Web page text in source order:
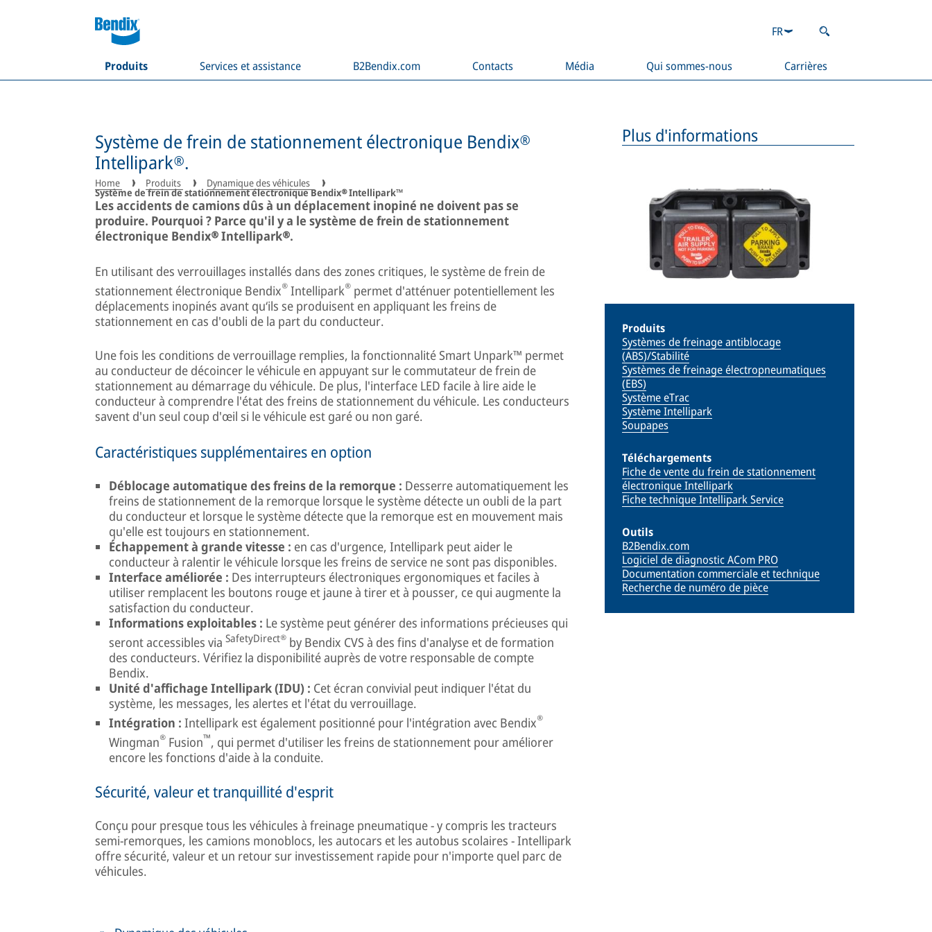
Produits Services et assistance B2Bendix.com Contacts Média Qui sommes-nous Carrières
FR
Système de frein de stationnement électronique Bendix®
Intellipark®.
Home Produits Dynamique des véhicules
Système de frein de stationnement électronique Bendix® Intellipark™
Les accidents de camions dûs à un déplacement inopiné ne doivent pas se
produire. Pourquoi ? Parce qu'il y a le système de frein de stationnement
électronique Bendix® Intellipark®.
En utilisant des verrouillages installés dans des zones critiques, le système de frein de
stationnement électronique Bendix® Intellipark® permet d'atténuer potentiellement les
déplacements inopinés avant qu‘ils se produisent en appliquant les freins de
stationnement en cas d'oubli de la part du conducteur.
Une fois les conditions de verrouillage remplies, la fonctionnalité Smart Unpark™ permet
au conducteur de décoincer le véhicule en appuyant sur le commutateur de frein de
stationnement au démarrage du véhicule. De plus, l'interface LED facile à lire aide le
conducteur à comprendre l'état des freins de stationnement du véhicule. Les conducteurs
savent d'un seul coup d'œil si le véhicule est garé ou non garé.
Caractéristiques supplémentaires en option
Déblocage automatique des freins de la remorque : Desserre automatiquement les
freins de stationnement de la remorque lorsque le système détecte un oubli de la part
du conducteur et lorsque le système détecte que la remorque est en mouvement mais
qu'elle est toujours en stationnement.
Échappement à grande vitesse : en cas d'urgence, Intellipark peut aider le
conducteur à ralentir le véhicule lorsque les freins de service ne sont pas disponibles.
Interface améliorée : Des interrupteurs électroniques ergonomiques et faciles à
utiliser remplacent les boutons rouge et jaune à tirer et à pousser, ce qui augmente la
satisfaction du conducteur.
Informations exploitables : Le système peut générer des informations précieuses qui
seront accessibles via SafetyDirect® by Bendix CVS à des fins d'analyse et de formation
des conducteurs. Vérifiez la disponibilité auprès de votre responsable de compte
Bendix.
Unité d'affichage Intellipark (IDU) : Cet écran convivial peut indiquer l'état du
système, les messages, les alertes et l'état du verrouillage.
Intégration : Intellipark est également positionné pour l'intégration avec Bendix®
Wingman® Fusion™, qui permet d'utiliser les freins de stationnement pour améliorer
encore les fonctions d'aide à la conduite.
Sécurité, valeur et tranquillité d'esprit
Conçu pour presque tous les véhicules à freinage pneumatique - y compris les tracteurs
semi-remorques, les camions monoblocs, les autocars et les autobus scolaires - Intellipark
offre sécurité, valeur et un retour sur investissement rapide pour n'importe quel parc de
véhicules.
Plus d'informations
Produits
Systèmes de freinage antiblocage
(ABS)/Stabilité
Systèmes de freinage électropneumatiques
(EBS)
Système eTrac
Système Intellipark
Soupapes
Téléchargements
Fiche de vente du frein de stationnement
électronique Intellipark
Fiche technique Intellipark Service
Outils
B2Bendix.com
Logiciel de diagnostic ACom PRO
Documentation commerciale et technique
Recherche de numéro de pièce